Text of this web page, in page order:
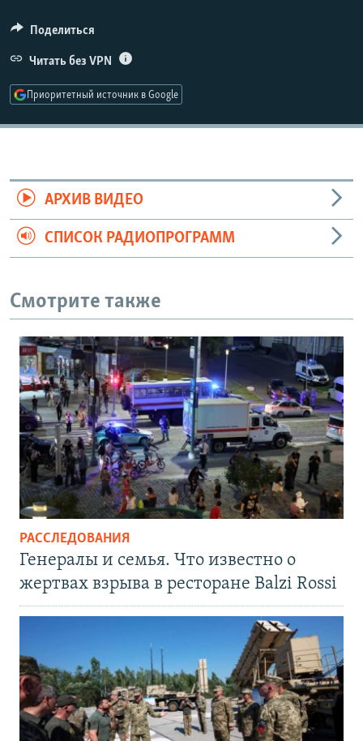
СОЦИАЛЬНЫЕ СЕТИ
Все сайты РСЕ/РС
Auto
720p
Поделиться
Читать без VPN
Приоритетный источник в Google
АРХИВ ВИДЕО
СПИСОК РАДИОПРОГРАММ
Смотрите также
РАССЛЕДОВАНИЯ
Генералы и семья. Что известно о
жертвах взрыва в ресторане Balzi Rossi